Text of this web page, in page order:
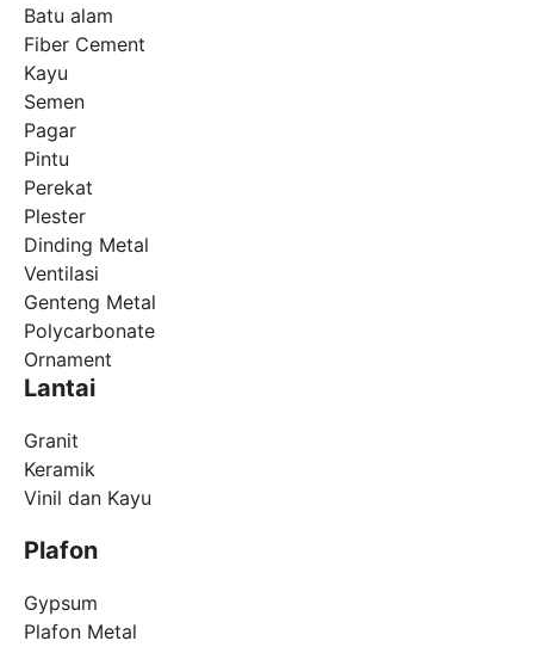
Batu alam
Fiber Cement
Kayu
Semen
Pagar
Pintu
Perekat
Plester
Dinding Metal
Ventilasi
Genteng Metal
Polycarbonate
Ornament
Lantai
Granit
Keramik
Vinil dan Kayu
Plafon
Gypsum
Plafon Metal